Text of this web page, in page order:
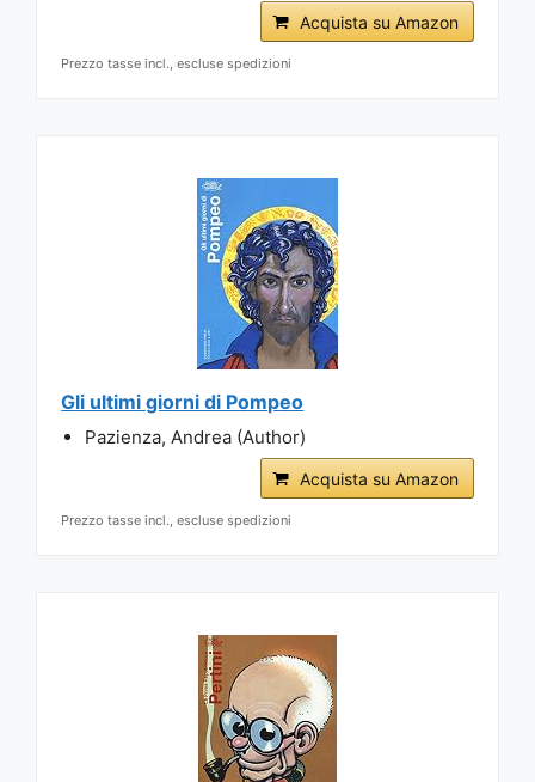
Acquista su Amazon
Prezzo tasse incl., escluse spedizioni
Gli ultimi giorni di Pompeo
Pazienza, Andrea (Author)
Acquista su Amazon
Prezzo tasse incl., escluse spedizioni